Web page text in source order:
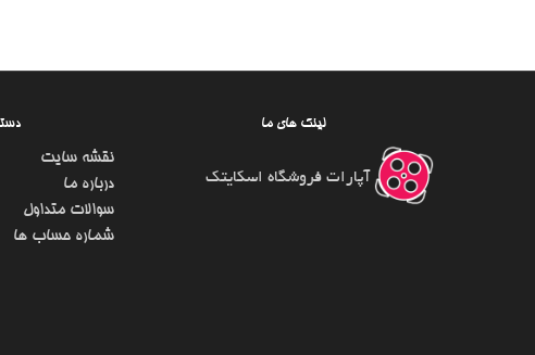
نقشه سایت
درباره ما
سوالات متداول
شماره حساب ها
لینک های ما
آپارات فروشگاه اسکایتک